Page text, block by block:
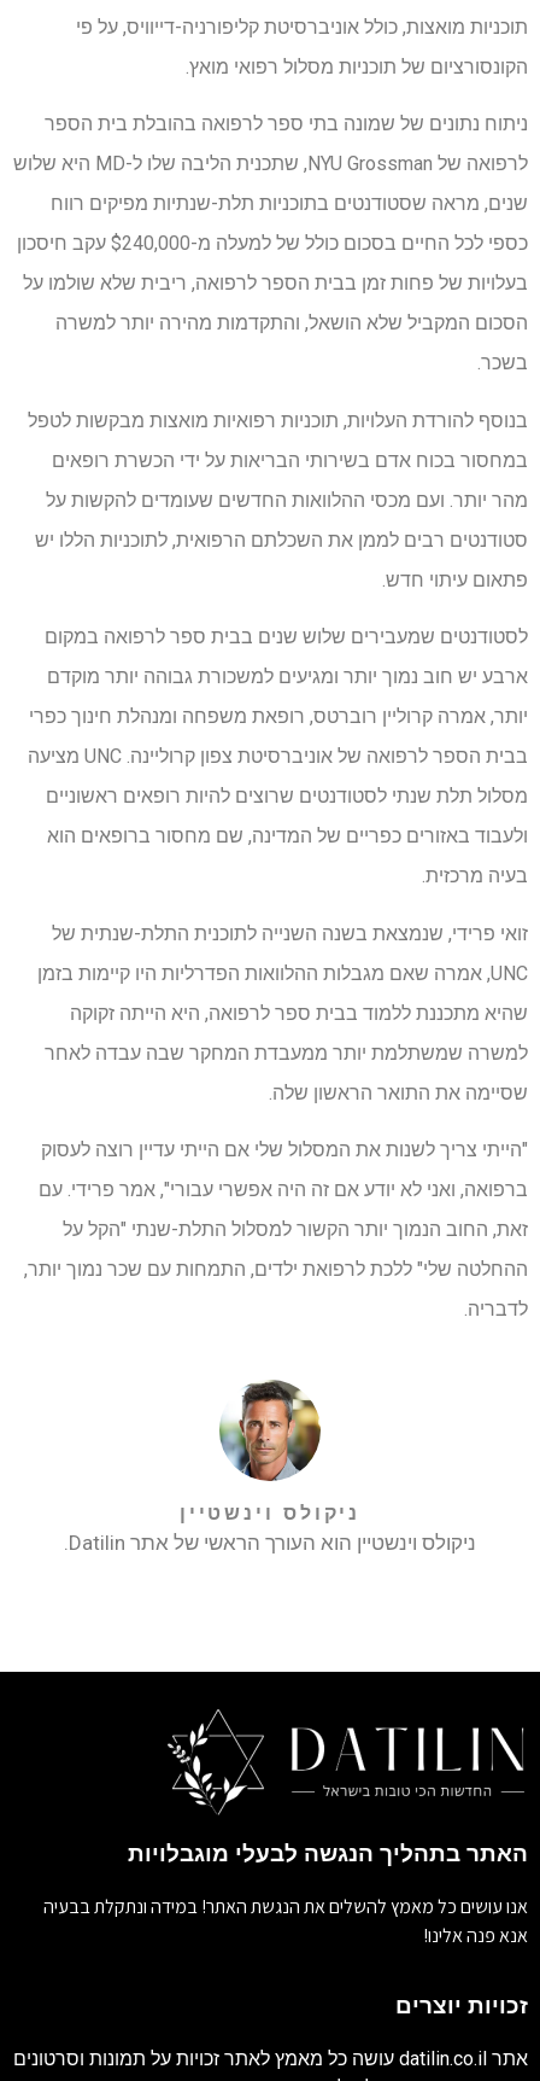
תוכניות מואצות, כולל אוניברסיטת קליפורניה-דייוויס, על פי
הקונסורציום של תוכניות מסלול רפואי מואץ.
ניתוח נתונים של שמונה בתי ספר לרפואה בהובלת בית הספר
לרפואה של NYU Grossman, שתכנית הליבה שלו ל-MD היא שלוש
שנים, מראה שסטודנטים בתוכניות תלת-שנתיות מפיקים רווח
כספי לכל החיים בסכום כולל של למעלה מ-$240,000 עקב חיסכון
בעלויות של פחות זמן בבית הספר לרפואה, ריבית שלא שולמו על
הסכום המקביל שלא הושאל, והתקדמות מהירה יותר למשרה
בשכר.
בנוסף להורדת העלויות, תוכניות רפואיות מואצות מבקשות לטפל
במחסור בכוח אדם בשירותי הבריאות על ידי הכשרת רופאים
מהר יותר. ועם מכסי ההלוואות החדשים שעומדים להקשות על
סטודנטים רבים לממן את השכלתם הרפואית, לתוכניות הללו יש
פתאום עיתוי חדש.
לסטודנטים שמעבירים שלוש שנים בבית ספר לרפואה במקום
ארבע יש חוב נמוך יותר ומגיעים למשכורת גבוהה יותר מוקדם
יותר, אמרה קרוליין רוברטס, רופאת משפחה ומנהלת חינוך כפרי
בבית הספר לרפואה של אוניברסיטת צפון קרוליינה. UNC מציעה
מסלול תלת שנתי לסטודנטים שרוצים להיות רופאים ראשוניים
ולעבוד באזורים כפריים של המדינה, שם מחסור ברופאים הוא
בעיה מרכזית.
זואי פרידי, שנמצאת בשנה השנייה לתוכנית התלת-שנתית של
UNC, אמרה שאם מגבלות ההלוואות הפדרליות היו קיימות בזמן
שהיא מתכננת ללמוד בבית ספר לרפואה, היא הייתה זקוקה
למשרה שמשתלמת יותר ממעבדת המחקר שבה עבדה לאחר
שסיימה את התואר הראשון שלה.
"הייתי צריך לשנות את המסלול שלי אם הייתי עדיין רוצה לעסוק
ברפואה, ואני לא יודע אם זה היה אפשרי עבורי", אמר פרידי. עם
זאת, החוב הנמוך יותר הקשור למסלול התלת-שנתי "הקל על
ההחלטה שלי" ללכת לרפואת ילדים, התמחות עם שכר נמוך יותר,
לדבריה.
ניקולס וינשטיין
ניקולס וינשטיין הוא העורך הראשי של אתר Datilin.
האתר בתהליך הנגשה לבעלי מוגבלויות
אנו עושים כל מאמץ להשלים את הנגשת האתר! במידה ונתקלת בבעיה
אנא פנה אלינו!
זכויות יוצרים
אתר datilin.co.il עושה כל מאמץ לאתר זכויות על תמונות וסרטונים